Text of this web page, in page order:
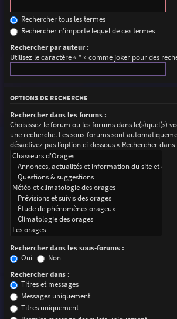
Rechercher tous les termes
Rechercher n’importe lequel de ces termes
Rechercher par auteur :
Utilisez le caractère « * » comme joker pour des
OPTIONS DE RECHERCHE
Rechercher dans les forums :
Choisissez le forum ou les forums dans le(s)quel(s)
une recherche. Les sous-forums sont
désactivez pas l’option ci-dessous « Rechercher
Rechercher dans les sous-forums :
Oui
Non
Rechercher dans :
Titres et messages
Messages uniquement
Titres uniquement